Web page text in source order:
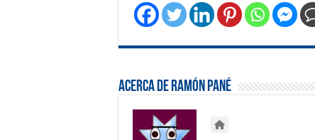
Acerca de Ramón Pané